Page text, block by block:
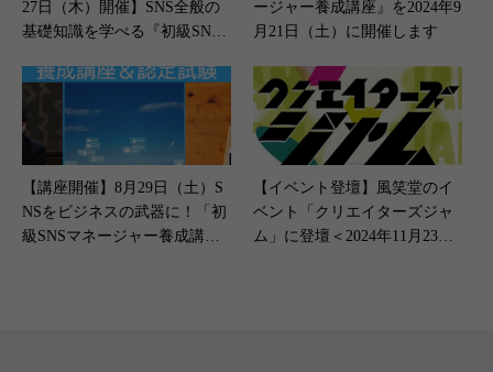
27日（木）開催】SNS全般の
基礎知識を学べる『初級SNS
ージャー養成講座』を2024年9
月21日（土）に開催します
【講座開催】8月29日（土）S
NSをビジネスの武器に！「初
級SNSマネージャー養成講
【イベント登壇】風笑堂のイ
ベント「クリエイターズジャ
ム」に登壇＜2024年11月23日